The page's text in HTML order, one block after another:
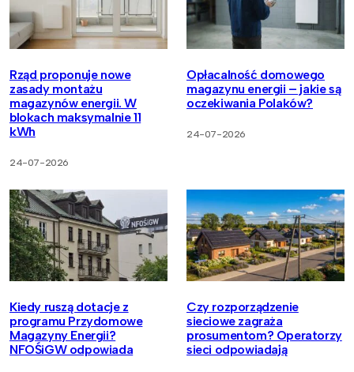
Rząd proponuje nowe
zasady montażu
magazynów energii. W
blokach maksymalnie 11
kWh
24-07-2026
Opłacalność domowego
magazynu energii – jakie są
oczekiwania Polaków?
24-07-2026
Kiedy ruszą dotacje z
programu Przydomowe
Magazyny Energii?
NFOŚiGW odpowiada
Czy rozporządzenie
sieciowe zagraża
prosumentom? Operatorzy
sieci odpowiadają